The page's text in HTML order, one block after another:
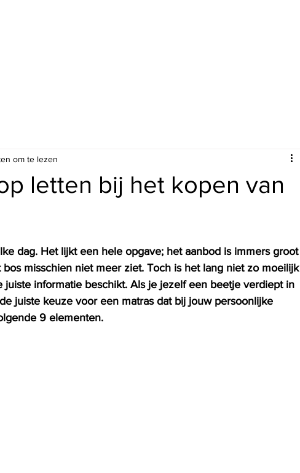
letten bij het kopen van
om te lezen
dag. Het lijkt een hele opgave; het aanbod is immers groot
misschien niet meer ziet. Toch is het lang niet zo moeilijk
juiste informatie beschikt. Als je jezelf een beetje verdiept in
juiste keuze voor een matras dat bij jouw persoonlijke
9 elementen.